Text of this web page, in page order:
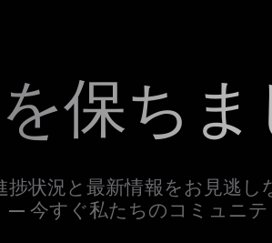
保ちま
捗状況と最新情報をお見逃し
今すぐ私たちのコミュニテ